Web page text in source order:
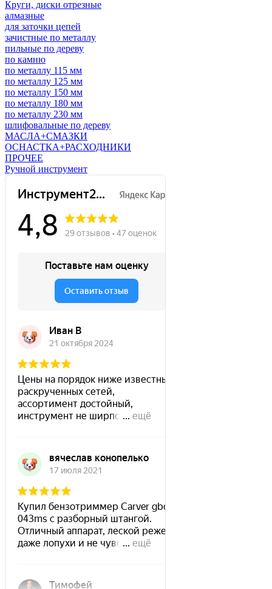
Круги, диски отрезные
алмазные
для заточки цепей
зачистные по металлу
пильные по дереву
по камню
по металлу 115 мм
по металлу 125 мм
по металлу 150 мм
по металлу 180 мм
по металлу 230 мм
шлифовальные по дереву
МАСЛА+СМАЗКИ
ОСНАСТКА+РАСХОДНИКИ
ПРОЧЕЕ
Ручной инструмент